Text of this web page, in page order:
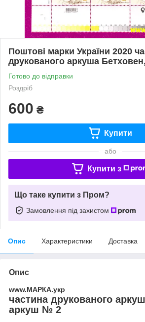
Поштові марки України 2020
друкованого аркуша
Готово до відправки
Роздріб
600 ₴
Купити
або
Купити з
Що таке купити з Пром?
Замовлення під захистом
Опис Характеристики Доставка
Опис
www.МАРКА.укр
частина друкованого
аркуш № 2